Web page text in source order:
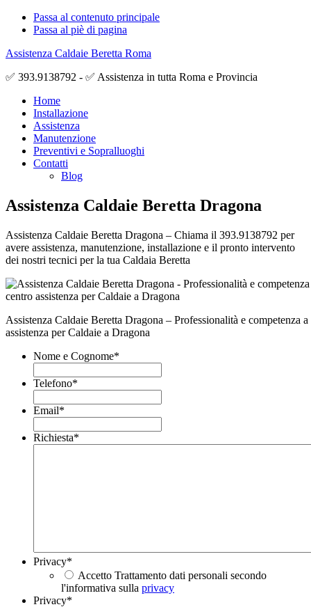
Passa al contenuto principale
Passa al piè di pagina
Assistenza Caldaie Beretta Roma
✅ 393.9138792 - ✅ Assistenza in tutta Roma e Provincia
Home
Installazione
Assistenza
Manutenzione
Preventivi e Sopralluoghi
Contatti
Blog
Assistenza Caldaie Beretta Dragona
Assistenza Caldaie Beretta Dragona – Chiama il 393.9138792 per
avere assistenza, manutenzione, installazione e il pronto intervento
dei nostri tecnici per la tua Caldaia Beretta
Assistenza Caldaie Beretta Dragona – Professionalità e competenza
assistenza per Caldaie a Dragona
Nome e Cognome*
Telefono*
Email*
Richiesta*
Privacy*
Accetto Trattamento dati personali secondo
l'informativa sulla privacy
Privacy*